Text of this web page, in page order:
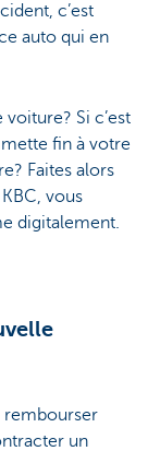
c’est
auto qui en
Si c’est
fin à votre
Faites alors
vous
digitalement.
rembourser
un